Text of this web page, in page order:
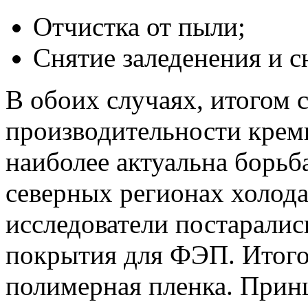
Отчистка от пыли;
Снятие заледенения и
В обоих случаях, итогом
производительности
наиболее актуальна
северных регионах
исследователи
покрытия для ФЭП.
полимерная пленка.